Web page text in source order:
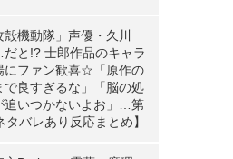
殻機動隊」声優・久川
と!? 士郎作品のキャラ
にファン歓喜☆「原作の
で良すぎるな」「脳の処
追いつかないよお」…第
タバレあり反応まとめ】